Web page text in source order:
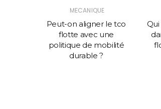
MECANIQUE
Peut-on aligner le tco
flotte avec une
politique de mobilité
durable ?